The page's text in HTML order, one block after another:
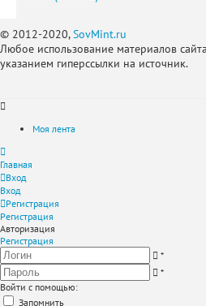
© 2012-2020,SovMint.ru
Любое использование материалов
указанием гиперссылки на источник.
Моя лента
Главная
Вход
Вход
Регистрация
Регистрация
Авторизация
Регистрация
*
*
Войти с помощью:
Запомнить